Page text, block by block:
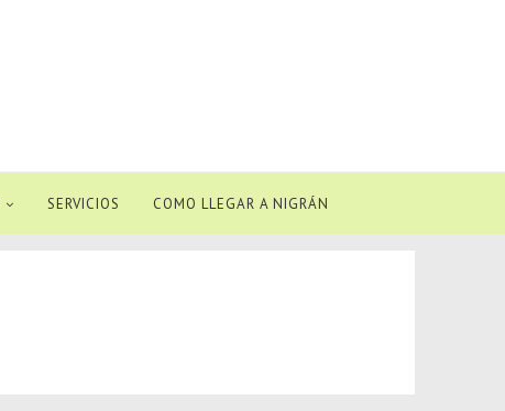
SERVICIOS COMO LLEGAR A NIGRÁN